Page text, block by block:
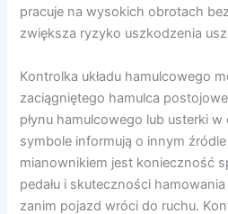
pracuje na wysokich obrotach
zwiększa ryzyko uszkodzenia
Kontrolka układu hamulcowego
zaciągniętego hamulca
płynu hamulcowego lub usterki
symbole informują o innym
mianownikiem jest konieczność
pedału i skuteczności
zanim pojazd wróci do ruchu.